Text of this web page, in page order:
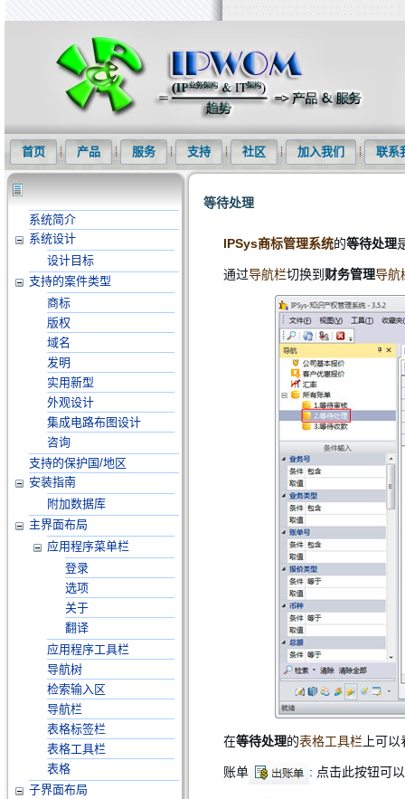
首页 产品 服务 支持 社区 加入我们 联系
系统简介
系统设计
设计目标
支持的案件类型
商标
版权
域名
发明
实用新型
外观设计
集成电路布图设计
咨询
支持的保护国/地区
安装指南
附加数据库
主界面布局
应用程序菜单栏
登录
选项
关于
翻译
应用程序工具栏
导航树
检索输入区
导航栏
表格标签栏
表格工具栏
表格
子界面布局
等待处理
IPSys商标管理系统的等待处理
通过导航栏切换到 财务管理导航
在等待处理的表格工具栏 上可
账单 : 点击此按钮可